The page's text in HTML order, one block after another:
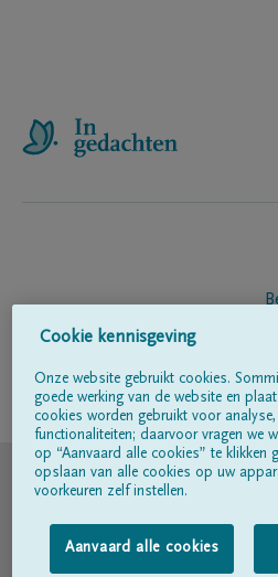
Volg ons op
©
Cookie kennisgeving
Onze website gebruikt cookies.
goede werking van de website en
cookies worden gebruikt voor
functionaliteiten; daarvoor vragen we
op “Aanvaard alle cookies” te klikken
opslaan van alle cookies op uw
voorkeuren zelf instellen.
Aanvaard alle cookies